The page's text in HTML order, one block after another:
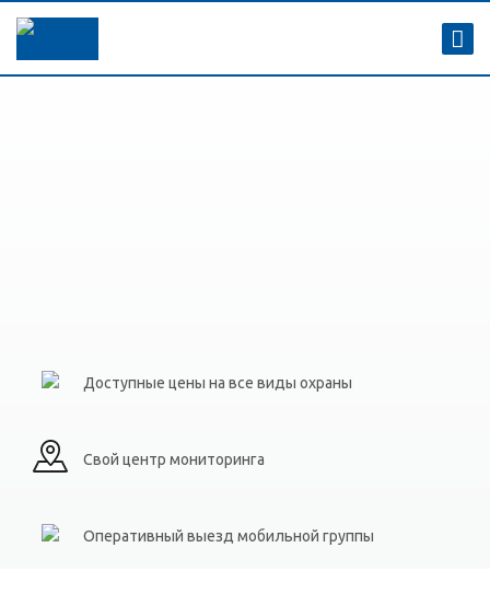
Доступные цены на все виды охраны
Свой центр мониторинга
Оперативный выезд мобильной группы